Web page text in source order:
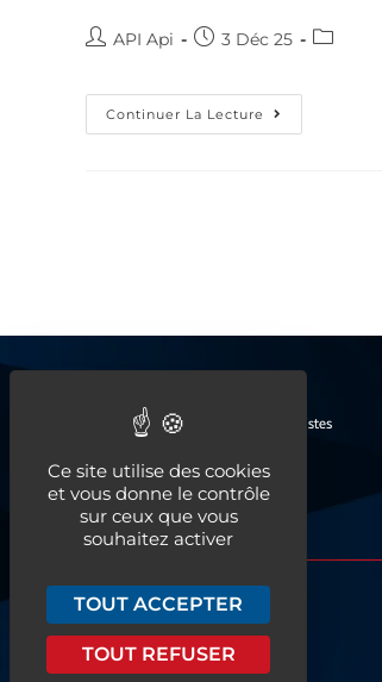
API Api 3 Déc 25
Continuer La Lecture
QUI SOMMES-NOUS ?
Fonctionnement
Organigramme
Ce site utilise des cookies
et vous donne le contrôle
sur ceux que vous
souhaitez activer
TOUT ACCEPTER
TOUT REFUSER